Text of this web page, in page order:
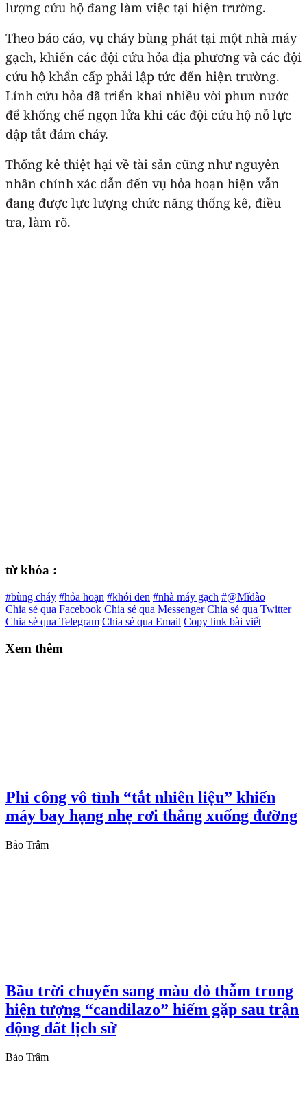
lượng cứu hộ đang làm việc tại hiện trường.
Theo báo cáo, vụ cháy bùng phát tại một nhà máy
gạch, khiến các đội cứu hỏa địa phương và các đội
cứu hộ khẩn cấp phải lập tức đến hiện trường.
Lính cứu hỏa đã triển khai nhiều vòi phun nước
để khống chế ngọn lửa khi các đội cứu hộ nỗ lực
dập tắt đám cháy.
Thống kê thiệt hại về tài sản cũng như nguyên
nhân chính xác dẫn đến vụ hỏa hoạn hiện vẫn
đang được lực lượng chức năng thống kê, điều
tra, làm rõ.
từ khóa :
#bùng cháy #hỏa hoạn #khói đen #nhà máy gạch #@Mǐdào
Chia sẻ qua Facebook Chia sẻ qua Messenger Chia sẻ qua Twitter
Chia sẻ qua Telegram Chia sẻ qua Email Copy link bài viết
Xem thêm
Phi công vô tình “tắt nhiên liệu” khiến
máy bay hạng nhẹ rơi thẳng xuống đường
Bảo Trâm
Bầu trời chuyển sang màu đỏ thẫm trong
hiện tượng “candilazo” hiếm gặp sau trận
động đất lịch sử
Bảo Trâm